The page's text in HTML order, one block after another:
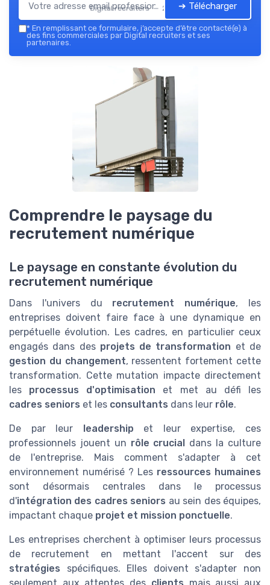
Digital recruiters — 2026➔ Télécharger
* En remplissant ce formulaire, j’accepte d’être contacté(e) à
des fins commerciales par Digital recruiters et ses
partenaires.
Comprendre le paysage du
recrutement numérique
Le paysage en constante évolution du
recrutement numérique
Dans l'univers du recrutement numérique, les
entreprises doivent faire face à une dynamique en
perpétuelle évolution. Les cadres, en particulier ceux
engagés dans des projets de transformation et de
gestion du changement, ressentent fortement cette
transformation. Cette mutation impacte directement
les processus d'optimisation et met au défi les
cadres seniors et les consultants dans leur rôle.
De par leur leadership et leur expertise, ces
professionnels jouent un rôle crucial
dans la culture
de l'entreprise. Mais comment s'adapter à cet
environnement numérisé ? Les ressources humaines
sont désormais centrales dans le processus
d'intégration des cadres seniors au sein des équipes,
impactant chaque projet et mission ponctuelle.
Les entreprises cherchent à optimiser leurs processus
de recrutement en mettant l'accent sur des
stratégies spécifiques. Elles doivent s'adapter non